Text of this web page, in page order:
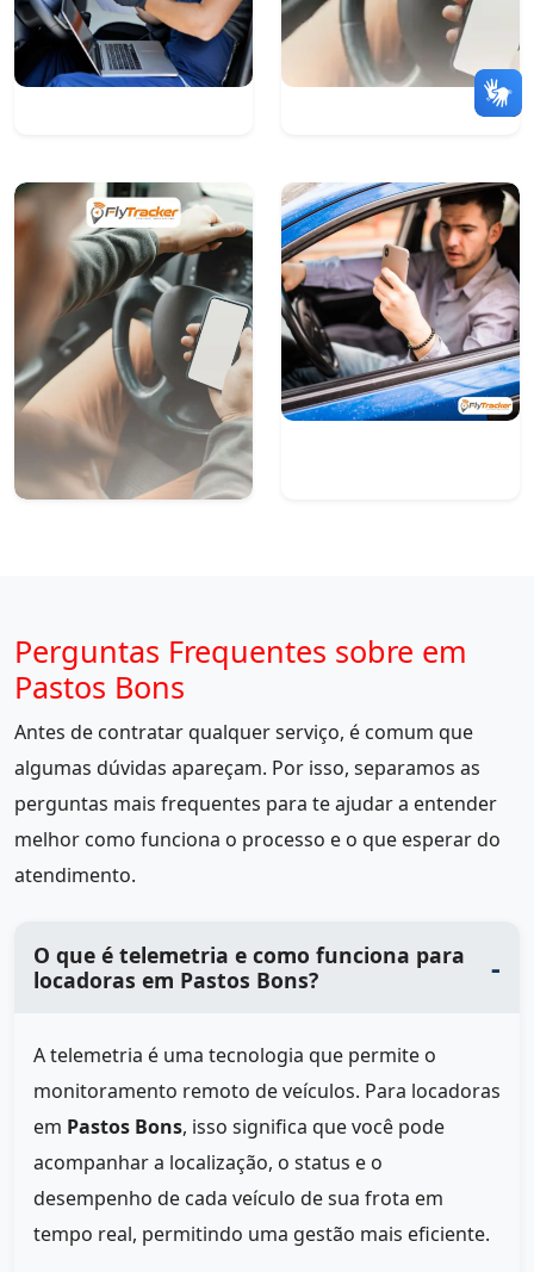
Perguntas Frequentes sobre em
Pastos Bons
Antes de contratar qualquer serviço, é comum que
algumas dúvidas apareçam. Por isso, separamos as
perguntas mais frequentes para te ajudar a entender
melhor como funciona o processo e o que esperar do
atendimento.
O que é telemetria e como funciona para
locadoras em Pastos Bons?
A telemetria é uma tecnologia que permite o
monitoramento remoto de veículos. Para locadoras
em Pastos Bons, isso significa que você pode
acompanhar a localização, o status e o
desempenho de cada veículo de sua frota em
tempo real, permitindo uma gestão mais eficiente.